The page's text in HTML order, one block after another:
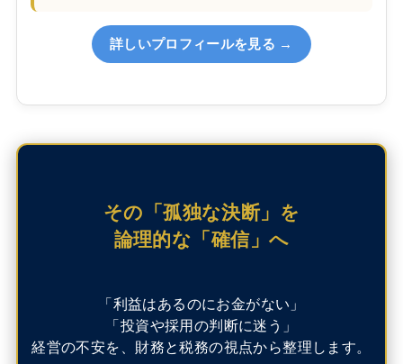
詳しいプロフィールを見る →
その「孤独な決断」を
論理的な「確信」へ
「利益はあるのにお金がない」
「投資や採用の判断に迷う」
経営の不安を、財務と税務の視点から整理します。